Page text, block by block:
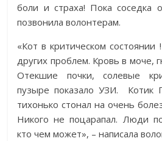
боли и страха! Пока соседка
позвонила волонтерам.
«Кот в критическом состоянии
других проблем. Кровь в моче,
Отекшие почки, солевые
пузыре показало УЗИ. Котик
тихонько стонал на очень
Никого не поцарапал. Люди
кто чем может», – написала